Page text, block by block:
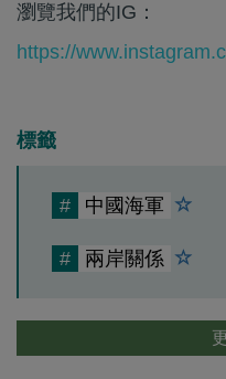
瀏覽我們的IG：
https://
標籤
# 中國海軍
# 兩岸關係